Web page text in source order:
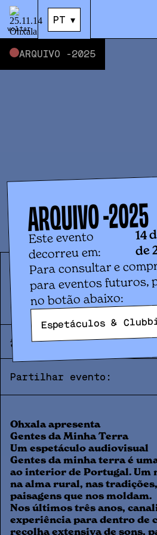
voltar
PT ▾
PT ▾
ARQUIVO -2025
Concerto
OHXALA
SEX 14.11 | 21:00 |
Partilhar evento:
Ohxala apresenta
Gentes da Minha Terra
Um espetáculo audiovisual
Gentes da minha terra é
ao interior de Portugal. Um
na alma rural, nas
paisagens que nos moldam.
Nos últimos três anos,
experiência para dentro de
recolha extensiva de sons,
ARQUIVO -2025
Este evento
decorreu em:
14
de
Para consultar e
para eventos futuros,
no botão abaixo:
Espetáculos &